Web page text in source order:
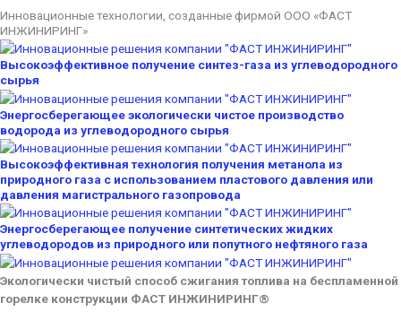
Инновационные технологии, созданные фирмой ООО «ФАСТ
ИНЖИНИРИНГ»
Высокоэффективное получение синтез-газа из углеводородного
сырья
Энергосберегающее экологически чистое производство
водорода из углеводородного сырья
Высокоэффективная технология получения метанола из
природного газа с использованием пластового давления или
давления магистрального газопровода
Энергосберегающее получение синтетических жидких
углеводородов из природного или попутного нефтяного газа
Экологически чистый способ сжигания топлива на беспламенной
горелке конструкции ФАСТ ИНЖИНИРИНГ®